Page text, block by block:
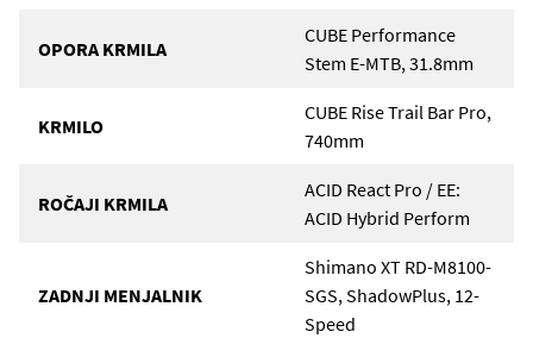
OPORA KRMILA
CUBE Performance
Stem E-MTB, 31.8mm
KRMILO
CUBE Rise Trail Bar Pro,
740mm
ROČAJI KRMILA
ACID React Pro / EE:
ACID Hybrid Perform
ZADNJI MENJALNIK
Shimano XT RD-M8100-
SGS, ShadowPlus, 12-
Speed